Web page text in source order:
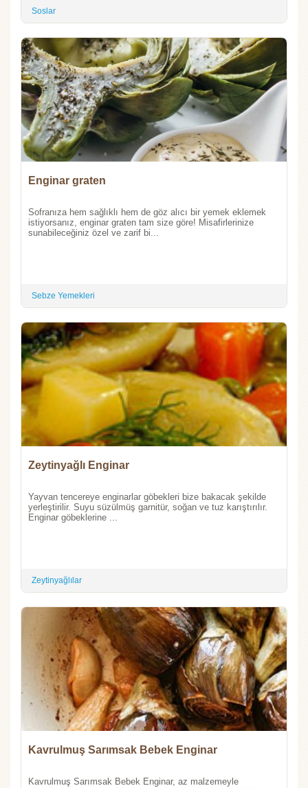
Soslar
Enginar graten
Sofranıza hem sağlıklı hem de göz alıcı bir yemek eklemek
istiyorsanız, enginar graten tam size göre! Misafirlerinize
sunabileceğiniz özel ve zarif bi...
Sebze Yemekleri
Zeytinyağlı Enginar
Yayvan tencereye enginarlar göbekleri bize bakacak şekilde
yerleştirilir. Suyu süzülmüş garnitür, soğan ve tuz karıştırılır.
Enginar göbeklerine ...
Zeytinyağlılar
Kavrulmuş Sarımsak Bebek Enginar
Kavrulmuş Sarımsak Bebek Enginar, az malzemeyle